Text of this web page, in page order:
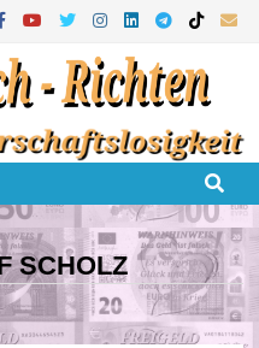
SCHOLZ